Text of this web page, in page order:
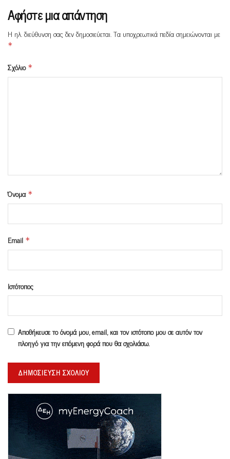
Αφήστε μια απάντηση
Η ηλ. διεύθυνση σας δεν δημοσιεύεται. Τα υποχρεωτικά πεδία σημειώνονται με
*
Σχόλιο *
Όνομα *
Email *
Ιστότοπος
Αποθήκευσε το όνομά μου, email, και τον ιστότοπο μου σε αυτόν τον
πλοηγό για την επόμενη φορά που θα σχολιάσω.